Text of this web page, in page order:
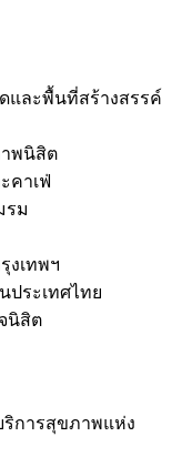
และพื้นที่สร้างสรรค์
พนิสิต
คาเฟ่
รม
งเทพฯ
ประเทศไทย
นิสิต
การสุขภาพแห่ง